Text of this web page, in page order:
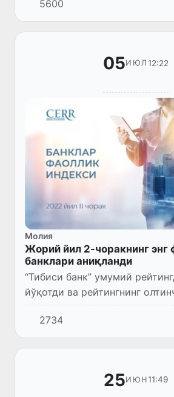
курашиш бўйича қатор халқаро
стандартларни ўз
юза...
5600
05ИЮЛ 12:22
Молия
Жорий йил 2-чоракнинг энг
банклари аниқланди
“Тибиси банк” умумий
йўқотди ва рейтингнинг
поғонасидан тўққизинчи
кетди.
2734
25ИЮН11:49